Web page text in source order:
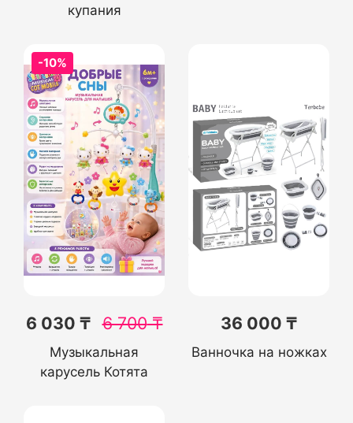
купания
-10%
6 030 ₸ 6 700₸
Музыкальная
карусель Котята
36 000 ₸
Ванночка на ножках